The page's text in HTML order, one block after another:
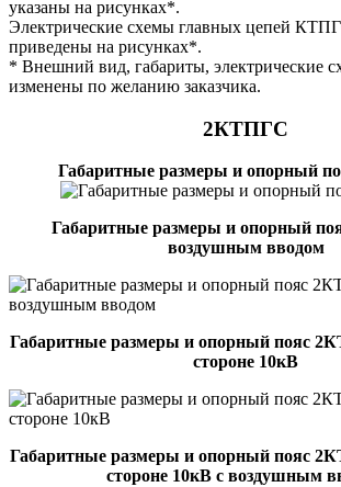
указаны на рисунках*.
Электрические схемы главных цепей
приведены на рисунках*.
* Внешний вид, габариты, электрические
изменены по желанию заказчика.
2КТПГС
Габаритные размеры и опорный
Габаритные размеры и опорный
воздушным вводом
Габаритные размеры и опорный пояс
стороне 10кВ
Габаритные размеры и опорный пояс
стороне 10кВ с воздушным